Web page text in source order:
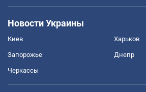
Новости Украины
Киев Харьков
Запорожье Днепр
Черкассы